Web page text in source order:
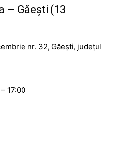
– Găești (13
nr. 32, Găești, județul
17:00